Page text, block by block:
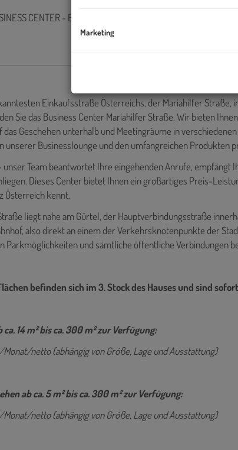
Einkaufsstraße Österreichs, der Mariahilfer Straße,
Sie das Business Center Mariahilfer Straße. Wir bieten
Geschehen unterhalb und Meetingräume in
unserer Businesslounge und den umfangreichen Produkten
unser Team beantwortet Ihre eingehenden Anrufe, empfängt
Dieses Center bietet Ihnen ein großartiges Preis-
Österreich kennt.
liegt nahe am Gürtel, der Hauptverbindungsstraße
also direkt an einem der Verkehrsknotenpunkte der
Parkmöglichkeiten und sämtliche öffentliche Verbindungen
befinden sich im 3. Stock des Hauses und sind
14 m² bis ca. 300 m² zur Verfügung:
netto (abhängig von Größe, Lage und Ausstattung)
ab ca. 5 m² bis ca. 300 m² zur Verfügung:
netto (abhängig von Größe, Lage und Ausstattung)
Marketing